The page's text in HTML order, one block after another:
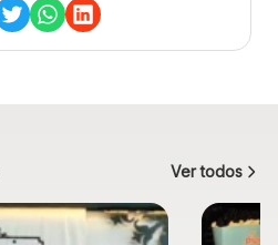
Ver todos